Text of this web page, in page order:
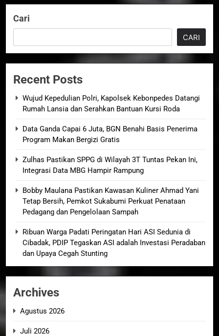
Cari
CARI
Recent Posts
Wujud Kepedulian Polri, Kapolsek Kebonpedes Datangi
Rumah Lansia dan Serahkan Bantuan Kursi Roda
Data Ganda Capai 6 Juta, BGN Benahi Basis Penerima
Program Makan Bergizi Gratis
Zulhas Pastikan SPPG di Wilayah 3T Tuntas Pekan Ini,
Integrasi Data MBG Hampir Rampung
Bobby Maulana Pastikan Kawasan Kuliner Ahmad Yani
Tetap Bersih, Pemkot Sukabumi Perkuat Penataan
Pedagang dan Pengelolaan Sampah
Ribuan Warga Padati Peringatan Hari ASI Sedunia di
Cibadak, PDIP Tegaskan ASI adalah Investasi Peradaban
dan Upaya Cegah Stunting
Archives
Agustus 2026
Juli 2026